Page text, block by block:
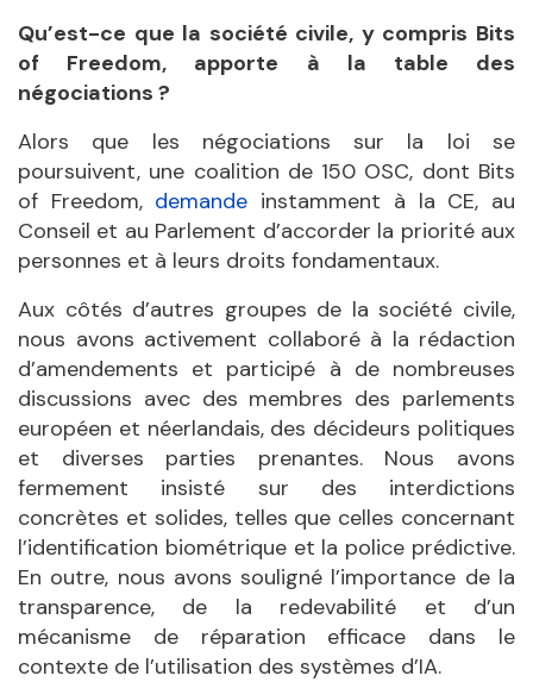
Qu’est-ce que la société civile, y compris Bits
of Freedom, apporte à la table des
négociations ?
Alors que les négociations sur la loi se
poursuivent, une coalition de 150 OSC, dont Bits
of Freedom, demande instamment à la CE, au
Conseil et au Parlement d’accorder la priorité aux
personnes et à leurs droits fondamentaux.
Aux côtés d’autres groupes de la société civile,
nous avons activement collaboré à la rédaction
d’amendements et participé à de nombreuses
discussions avec des membres des parlements
européen et néerlandais, des décideurs politiques
et diverses parties prenantes. Nous avons
fermement insisté sur des interdictions
concrètes et solides, telles que celles concernant
l’identification biométrique et la police prédictive.
En outre, nous avons souligné l’importance de la
transparence, de la redevabilité et d’un
mécanisme de réparation efficace dans le
contexte de l’utilisation des systèmes d’IA.